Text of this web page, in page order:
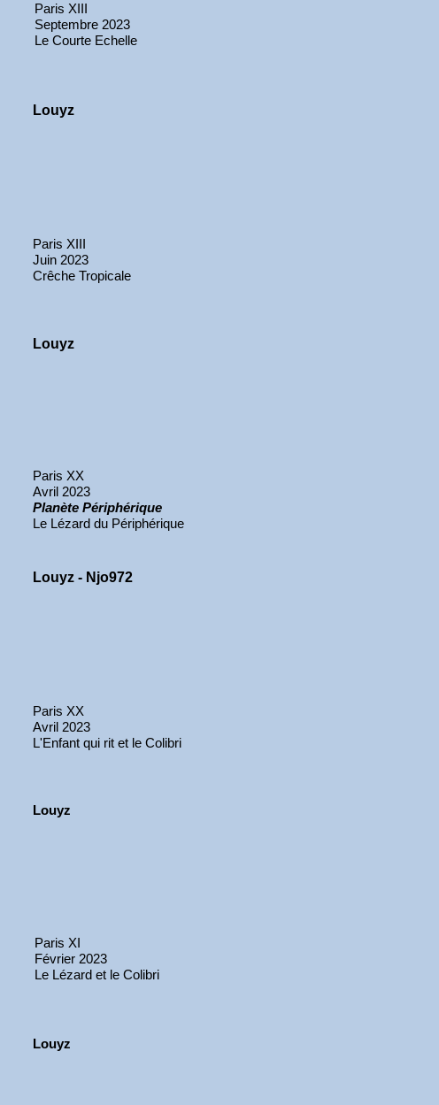
Paris XIII
Septembre 2023
Le Courte Echelle
Louyz
Paris XIII
Juin 2023
Crêche Tropicale
Louyz
Paris XX
Avril 2023
Planète Périphérique
Le Lézard du Périphérique
Louyz - Njo972
Paris XX
Avril 2023
L'Enfant qui rit et le Colibri
Louyz
Paris XI
Février 2023
Le Lézard et le Colibri
Louyz